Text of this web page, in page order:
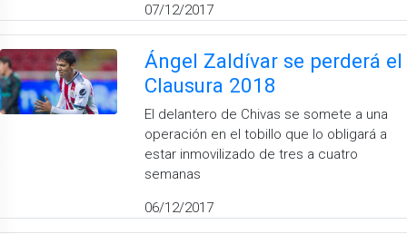
07/12/2017
Ángel Zaldívar se perderá el
Clausura 2018
El delantero de Chivas se somete a una
operación en el tobillo que lo obligará a
estar inmovilizado de tres a cuatro
semanas
06/12/2017